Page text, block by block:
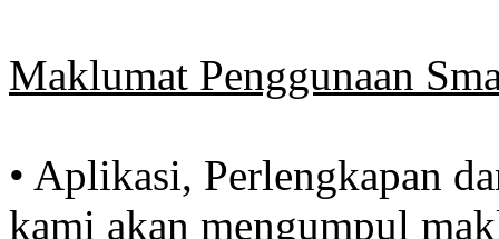
Maklumat Penggunaan
• Aplikasi, Perlengkapan
kami akan mengumpul